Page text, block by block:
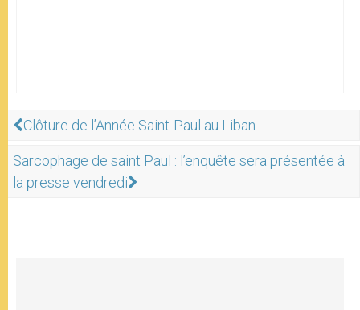
Clôture de l’Année Saint-Paul au Liban
Sarcophage de saint Paul : l’enquête sera présentée à
la presse vendredi